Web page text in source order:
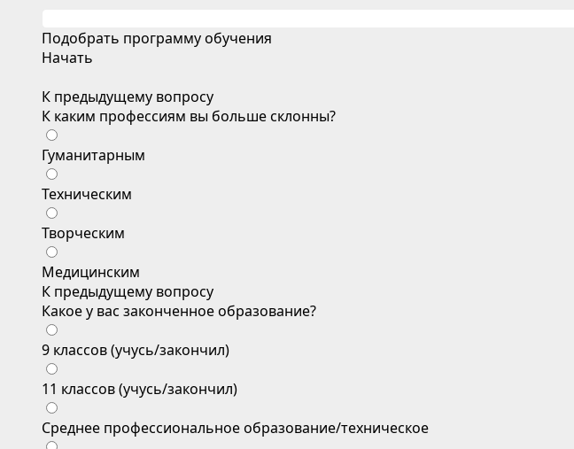
Подобрать программу обучения
Начать
К предыдущему вопросу
К каким профессиям вы больше склонны?
Гуманитарным
Техническим
Творческим
Медицинским
К предыдущему вопросу
Какое у вас законченное образование?
9 классов (учусь/закончил)
11 классов (учусь/закончил)
Среднее профессиональное образование/техническое